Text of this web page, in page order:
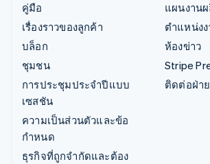
คู่มือ
เรื่องราวของลูกค้า
บล็อก
ชุมชน
การประชุมประจำปีแบบ
เซสชัน
ความเป็นส่วนตัวและข้อ
กำหนด
ธุรกิจที่ถูกจำกัดและต้อง
แผนงาน
ตำแหน่ง
ห้องข่าว
Stripe
ติดต่อฝ่า